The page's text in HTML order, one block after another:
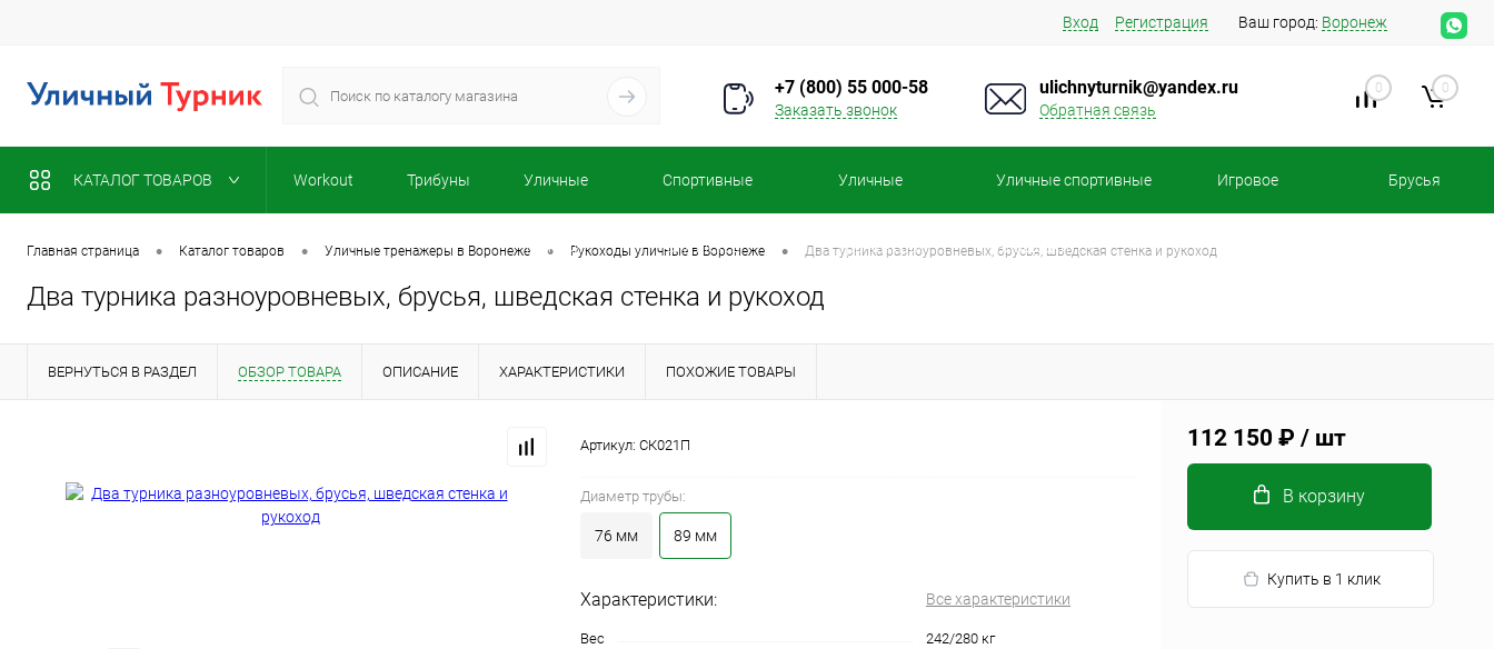
Вход Регистрация Ваш город: Воронеж
+7 (800) 55 000-58
Заказать звонок
ulichnyturnik@yandex.ru
Обратная связь
0 0
КАТАЛОГ ТОВАРОВ Workout Трибуны Уличные
турники
Спортивные
комплексы
Уличные
тренажеры
Уличные спортивные
площадки
Игровое Брусья
Главная страница • Каталог товаров • Уличные тренажеры в Воронеже • Рукоходы уличные в Воронеже • Два турника разноуровневых, брусья, шведская стенка и рукоход
Два турника разноуровневых, брусья, шведская стенка и рукоход
ВЕРНУТЬСЯ В РАЗДЕЛ ОБЗОР ТОВАРА ОПИСАНИЕ ХАРАКТЕРИСТИКИ ПОХОЖИЕ ТОВАРЫ
Артикул: СК021П
Диаметр трубы:
76 мм 89 мм
Характеристики: Все характеристики
Вес
242/280 кг
112 150 ₽ / шт
В корзину
Купить в 1 клик